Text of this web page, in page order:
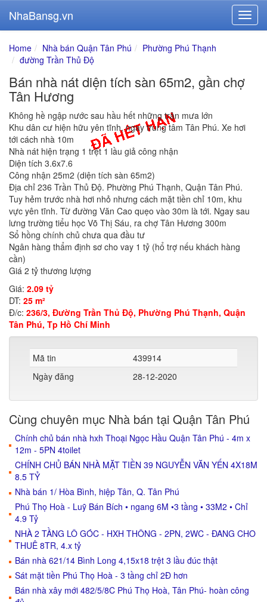
NhaBansg.vn
Home Nhà bán Quận Tân Phú
Phường Phú Thạnh
đường Trần Thủ Độ
Bán nhà nát diện tích sàn 65m2, gần chợ
Tân Hương
Không hề ngập nước sau hầu hết những trận mưa lớn
Khu dân cư hiện hữu yên tĩnh, ngay trung tâm Tân Phú. Xe hơi
tới cách nhà 10m
Nhà nát hiện trạng 1 trệt 1 lầu giả công nhận
Diện tích 3.6x7.6
Công nhận 25m2 (diện tích sàn 65m2)
Địa chỉ 236 Trần Thủ Độ. Phường Phú Thạnh, Quận Tân Phú.
Tuy hẻm trước nhà hơi nhỏ nhưng cách mặt tiền chỉ 10m, khu
vực yên tĩnh. Từ đường Văn Cao quẹo vào 30m là tới. Ngay sau
lưng trường tiểu học Võ Thị Sáu, ra chợ Tân Hương 300m
Sổ hồng chính chủ chưa qua đầu tư
Ngân hàng thẩm định sơ cho vay 1 tỷ (hổ trợ nếu khách hàng
cần)
Giá 2 tỷ thương lượng
Giá: 2.09 tỷ
DT: 25 m²
Đ/c: 236/3, Đường Trần Thủ Độ, Phường Phú Thạnh, Quận
Tân Phú, Tp Hồ Chí Minh
Mã tin
439914
Ngày đăng
28-12-2020
Cùng chuyên mục Nhà bán tại Quận Tân Phú
Chính chủ bán nhà hxh Thoại Ngọc Hầu Quận Tân Phú - 4m x
12m - 5PN 4toilet
CHÍNH CHỦ BÁN NHÀ MẶT TIỀN 39 NGUYỄN VĂN YẾN 4X18M
8.5 TỶ
Nhà bán 1/ Hòa Bình, hiệp Tân, Q. Tân Phú
Phú Thọ Hoà - Luỹ Bán Bích • ngang 6M •3 tầng • 33M2 • Chỉ
4.9 Tỷ
NHÀ 2 TẦNG LÔ GÓC - HXH THÔNG - 2PN, 2WC - ĐANG CHO
THUÊ 8TR, 4.x tỷ
Bán nhà 621/14 Bình Long 4,15x18 trệt 3 lầu đúc thật
Sát mặt tiền Phú Thọ Hoà - 3 tầng chỉ 2Đ hơn
Bán nhà xây mới 482/5/8C Phú Thọ Hoà, Tân Phú- hoàn công